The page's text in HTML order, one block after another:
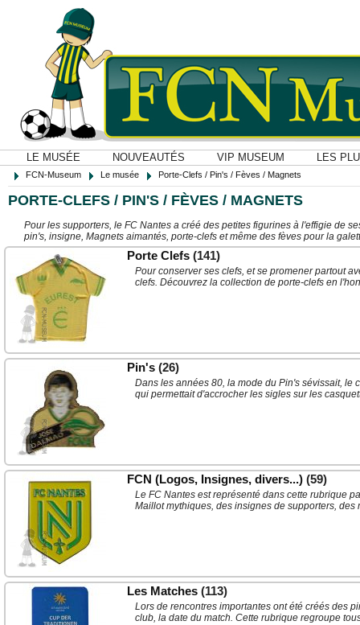
LE MUSÉE NOUVEAUTÉS VIP MUSEUM LES
FCN-Museum Le musée Porte-Clefs / Pin's / Fèves / Magnets
PORTE-CLEFS / PIN'S / FÈVES / MAGNETS
Pour les supporters, le FC Nantes a créé des petites figurines à l'effigie de
pin's, insigne, Magnets aimantés, porte-clefs et même des fèves pour la
Porte Clefs (141)
Pour conserver ses clefs, et se promener partout
clefs. Découvrez la collection de porte-clefs en
Pin's (26)
Dans les années 80, la mode du Pin's sévissait, le
qui permettait d'accrocher les sigles sur les
FCN (Logos, Insignes, divers...) (59)
Le FC Nantes est représenté dans cette rubrique
Maillot mythiques, des insignes de supporters, des
Les Matches (113)
Lors de rencontres importantes ont été créés des
club, la date du match. Cette rubrique regroupe